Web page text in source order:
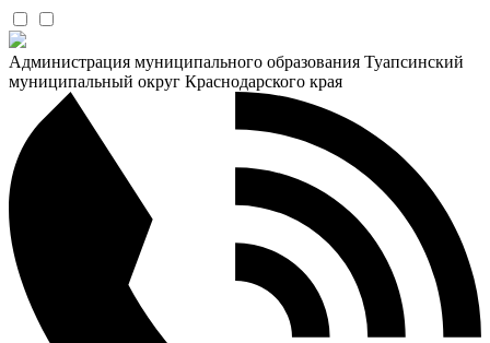
Администрация муниципального образования Туапсинский
муниципальный округ Краснодарского края